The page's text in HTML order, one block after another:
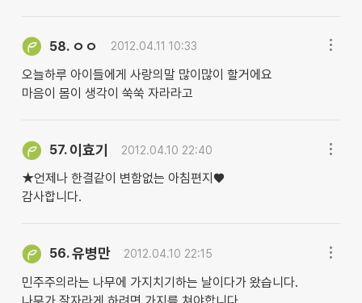
58. ㅇㅇ 2012.04.11 10:33
오늘하루 아이들에게 사랑의말 많이많이 할거에요
마음이 몸이 생각이 쑥쑥 자라라고
57. 이효기 2012.04.10 22:40
★언제나 한결같이 변함없는 아침편지♥
감사합니다.
56.유병만 2012.04.10 22:15
민주주의라는 나무에 가지치기하는 날이다가 왔습니다.